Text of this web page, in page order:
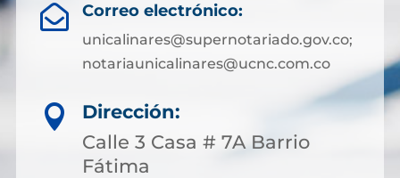
 Correo electrónico:
unicalinares@supernotariado.gov.co;
notariaunicalinares@ucnc.com.co

Dirección:
Calle 3 Casa # 7A Barrio
Fátima